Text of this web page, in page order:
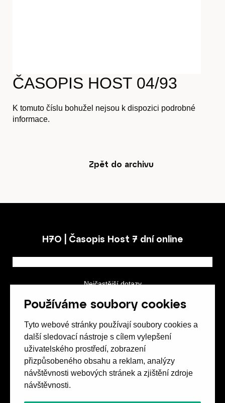
Používáme soubory cookies
Tyto webové stránky používají soubory cookies a
další sledovací nástroje s cílem vylepšení
uživatelského prostředí, zobrazení
přizpůsobeného obsahu a reklam, analýzy
návštěvnosti webových stránek a zjištění zdroje
návštěvnosti.
Akce
Předplatné
ČASOPIS HOST 04/93
K tomuto číslu bohužel nejsou k dispozici podrobné
informace.
Zpět do archivu
H7O | Časopis Host 7 dní online
Nejčastější dotazy
Obchodní podmínky
Spolek přátel vydávání
časopisu HOST